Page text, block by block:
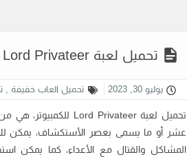
تحميل لعبة Lord Privateer للكمبيوتر برابط مباشر
يوليو 30, 2023 تحميل العاب خفيفة ,
تحميل لعبة Lord Privateer
للكمبيوتر، هي
عشر أو ما يسمى بعصر الأستكشاف، يمكن
المشاكل والقتال مع الأعداء، كما يمكن